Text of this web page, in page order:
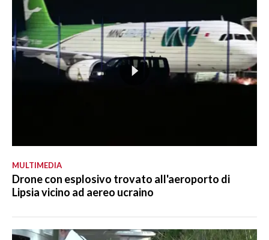
MULTIMEDIA
Drone con esplosivo trovato all'aeroporto di
Lipsia vicino ad aereo ucraino